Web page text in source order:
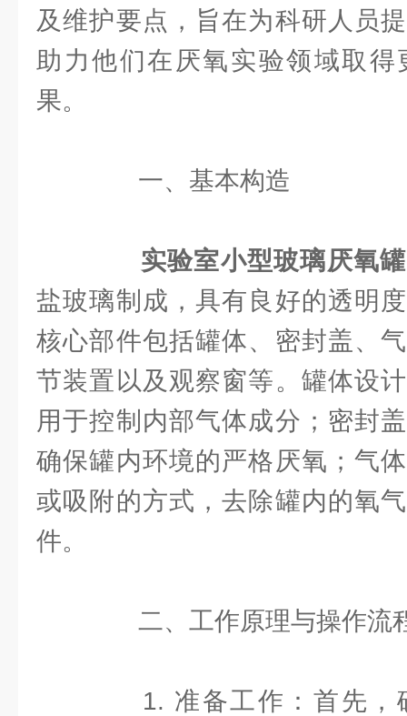
及维护要点，旨在为科研人员
助力他们在厌氧实验领域取
果。
一、基本构造
实验室小型玻璃厌氧罐
盐玻璃制成，具有良好的透明
核心部件包括罐体、密封盖、
节装置以及观察窗等。罐体设
用于控制内部气体成分；密封
确保罐内环境的严格厌氧；气
或吸附的方式，去除罐内的氧
件。
二、工作原理与操作流
1. 准备工作：首先，